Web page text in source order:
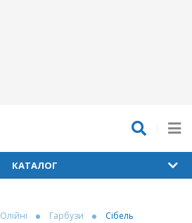
КАТАЛОГ
Олійні Гарбузи Сібель